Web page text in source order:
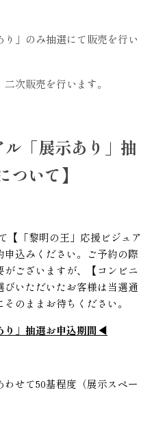
」のみ抽選にて販売を行い
次販売を行います。
ル「展示あり」抽
ついて】
「黎明の王」応援ビジュア
込みください。ご予約の際
ございますが、【コンビニ
いただいたお客様は当選通
のままお待ちください。
り」抽選お申込期間◀
せて50基程度（展示スペー